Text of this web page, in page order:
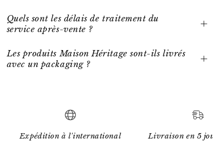
Quels sont les délais de traitement du
service après-vente ?
Les produits Maison Héritage sont-ils livrés
avec un packaging ?
Expédition à l'international Livraison en 5